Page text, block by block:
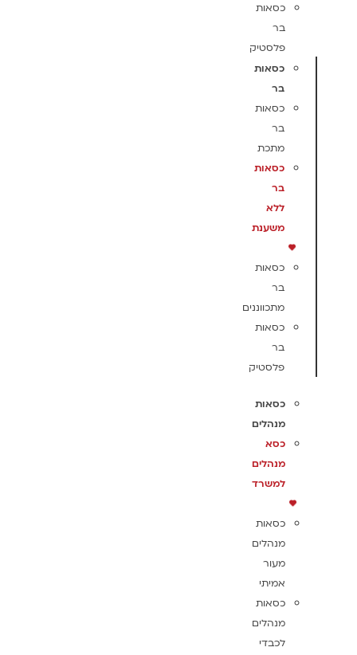
כסאות
בר
פלסטיק
כסאות
בר
כסאות
בר
מתכת
כסאות
בר
ללא
משענת
כסאות
בר
מתכווננים
כסאות
בר
פלסטיק
כסאות
מנהלים
כסא
מנהלים
למשרד
כסאות
מנהלים
מעור
אמיתי
כסאות
מנהלים
לכבדי